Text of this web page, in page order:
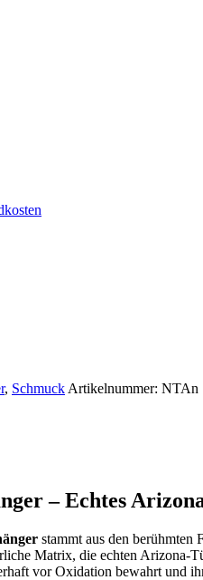
, Schmuck Artikelnummer: NTAn
– Echtes
stammt aus den
Matrix, die echten Arizona-
vor Oxidation bewahrt und